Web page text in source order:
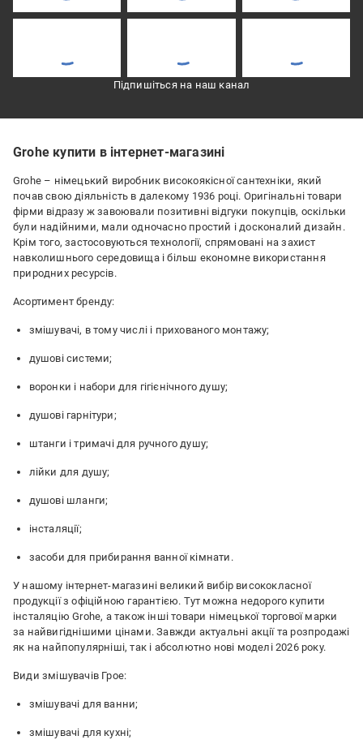
Підпишіться на наш канал
Grohe купити в інтернет-магазині
Grohe – німецький виробник високоякісної сантехніки, який
почав свою діяльність в далекому 1936 році. Оригінальні товари
фірми відразу ж завоювали позитивні відгуки покупців, оскільки
були надійними, мали одночасно простий і досконалий дизайн.
Крім того, застосовуються технології, спрямовані на захист
навколишнього середовища і більш економне використання
природних ресурсів.
Асортимент бренду:
змішувачі, в тому числі і прихованого монтажу;
душові системи;
воронки і набори для гігієнічного душу;
душові гарнітури;
штанги і тримачі для ручного душу;
лійки для душу;
душові шланги;
інсталяції;
засоби для прибирання ванної кімнати.
У нашому інтернет-магазині великий вибір висококласної
продукції з офіційною гарантією. Тут можна недорого купити
інсталяцію Grohe, а також інші товари німецької торгової марки
за найвигіднішими цінами. Завжди актуальні акції та розпродажі
як на найпопулярніші, так і абсолютно нові моделі 2026 року.
Види змішувачів Грое:
змішувачі для ванни;
змішувачі для кухні;